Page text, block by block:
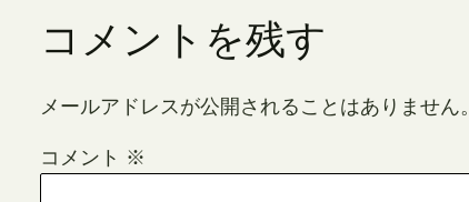
コメントを残す
メールアドレスが公開されることはありません。
コメント ※